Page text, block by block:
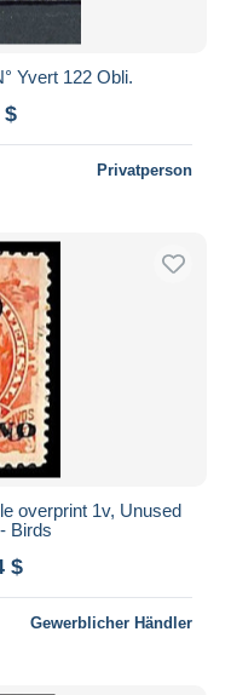
Yvert 122 Obli.
$
Privatperson
overprint 1v, Unused
Birds
$
Gewerblicher Händler